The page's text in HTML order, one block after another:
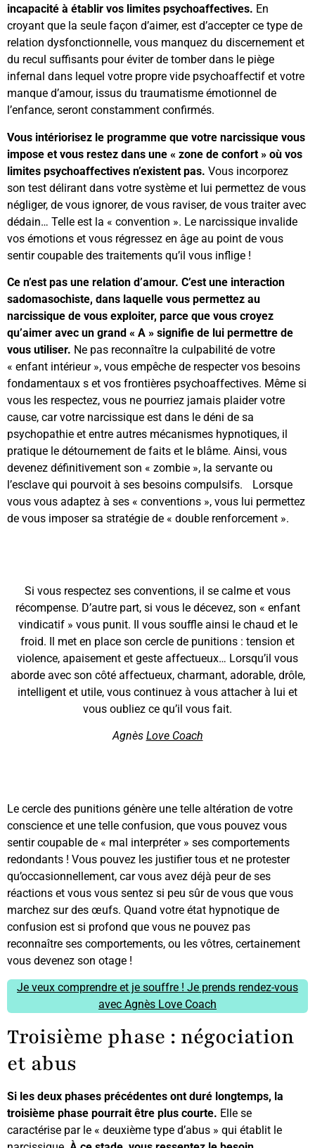
incapacité à établir vos limites psychoaffectives. En
croyant que la seule façon d’aimer, est d’accepter ce type de
relation dysfonctionnelle, vous manquez du discernement et
du recul suffisants pour éviter de tomber dans le piège
infernal dans lequel votre propre vide psychoaffectif et votre
manque d’amour, issus du traumatisme émotionnel de
l’enfance, seront constamment confirmés.
Vous intériorisez le programme que votre narcissique vous
impose et vous restez dans une « zone de confort » où vos
limites psychoaffectives n’existent pas. Vous incorporez
son test délirant dans votre système et lui permettez de vous
négliger, de vous ignorer, de vous raviser, de vous traiter avec
dédain… Telle est la « convention ». Le narcissique invalide
vos émotions et vous régressez en âge au point de vous
sentir coupable des traitements qu’il vous inflige !
Ce n’est pas une relation d’amour. C’est une interaction
sadomasochiste, dans laquelle vous permettez au
narcissique de vous exploiter, parce que vous croyez
qu’aimer avec un grand « A » signifie de lui permettre de
vous utiliser. Ne pas reconnaître la culpabilité de votre
« enfant intérieur », vous empêche de respecter vos besoins
fondamentaux s et vos frontières psychoaffectives. Même si
vous les respectez, vous ne pourriez jamais plaider votre
cause, car votre narcissique est dans le déni de sa
psychopathie et entre autres mécanismes hypnotiques, il
pratique le détournement de faits et le blâme. Ainsi, vous
devenez définitivement son « zombie », la servante ou
l’esclave qui pourvoit à ses besoins compulsifs. Lorsque
vous vous adaptez à ses « conventions », vous lui permettez
de vous imposer sa stratégie de « double renforcement ».
Si vous respectez ses conventions, il se calme et vous
récompense. D’autre part, si vous le décevez, son « enfant
vindicatif » vous punit. Il vous souffle ainsi le chaud et le
froid. Il met en place son cercle de punitions : tension et
violence, apaisement et geste affectueux… Lorsqu’il vous
aborde avec son côté affectueux, charmant, adorable, drôle,
intelligent et utile, vous continuez à vous attacher à lui et
vous oubliez ce qu’il vous fait.
Agnès Love Coach
Le cercle des punitions génère une telle altération de votre
conscience et une telle confusion, que vous pouvez vous
sentir coupable de « mal interpréter » ses comportements
redondants ! Vous pouvez les justifier tous et ne protester
qu’occasionnellement, car vous avez déjà peur de ses
réactions et vous vous sentez si peu sûr de vous que vous
marchez sur des œufs. Quand votre état hypnotique de
confusion est si profond que vous ne pouvez pas
reconnaître ses comportements, ou les vôtres, certainement
vous devenez son otage !
Je veux comprendre et je souffre ! Je prends rendez-vous
avec Agnès Love Coach
Troisième phase : négociation
et abus
Si les deux phases précédentes ont duré longtemps, la
troisième phase pourrait être plus courte. Elle se
caractérise par le « deuxième type d’abus » qui établit le